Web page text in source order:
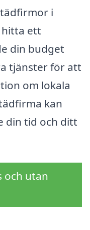
i
hitta ett
din budget
tjänster för att
om lokala
kan
din tid och ditt
och utan